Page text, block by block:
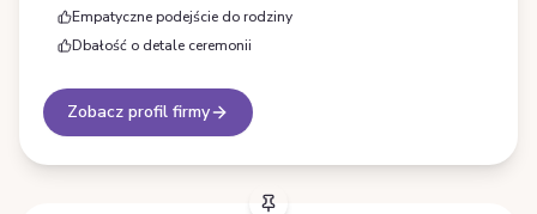
Empatyczne podejście do rodziny
Dbałość o detale ceremonii
Zobacz profil firmy